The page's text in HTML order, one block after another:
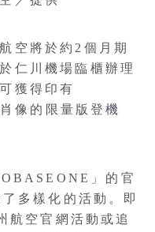
空將於約2個月期
仁川機場臨櫃辦理
獲得印有
像的限量版登機
」的官
多樣化的活動。即
航空官網活動或追